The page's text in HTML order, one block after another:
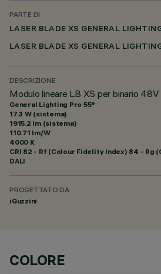
PARTE DI
DESCRIZIONE
Modulo lineare LB XS per binario
General Lighting Pro 55°
17.3 W (sistema)
1915.2 lm (sistema)
110.71 lm/W
4000 K
CRI 82 - Rf (Colour Fidelity Index) 84 - Rg
DALI
PROGETTATO DA
iGuzzini
COLORE